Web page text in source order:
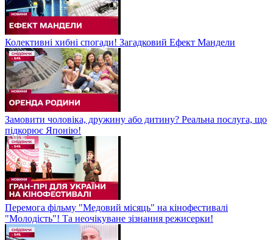
Колективні хибні спогади! Загадковий Ефект Мандели
Замовити чоловіка, дружину або дитину? Реальна послуга, що
підкорює Японію!
Перемога фільму "Медовий місяць" на кінофестивалі
"Молодість"! Та неочікуване зізнання режисерки!